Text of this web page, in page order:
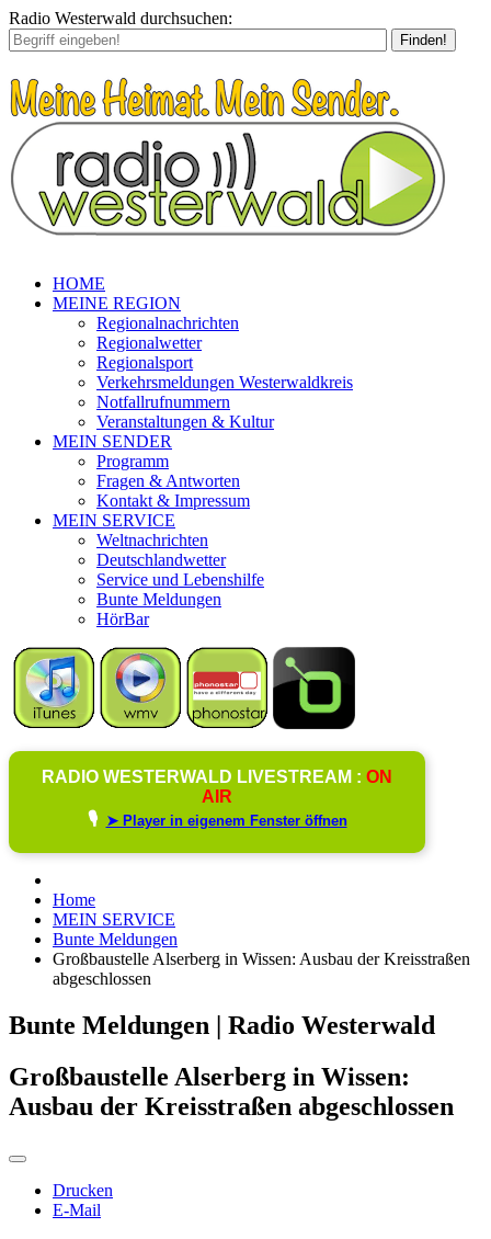
Radio Westerwald durchsuchen:
Finden!
HOME
MEINE REGION
Regionalnachrichten
Regionalwetter
Regionalsport
Verkehrsmeldungen Westerwaldkreis
Notfallrufnummern
Veranstaltungen & Kultur
MEIN SENDER
Programm
Fragen & Antworten
Kontakt & Impressum
MEIN SERVICE
Weltnachrichten
Deutschlandwetter
Service und Lebenshilfe
Bunte Meldungen
HörBar
RADIO WESTERWALD LIVESTREAM : ON
AIR
🎙️ ➤ Player in eigenem Fenster öffnen
Home
MEIN SERVICE
Bunte Meldungen
Großbaustelle Alserberg in Wissen: Ausbau der Kreisstraßen
abgeschlossen
Bunte Meldungen | Radio Westerwald
Großbaustelle Alserberg in Wissen:
Ausbau der Kreisstraßen abgeschlossen
Drucken
E-Mail